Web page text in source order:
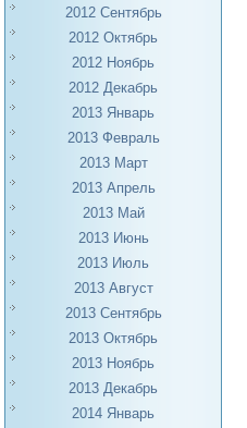
2012 Сентябрь
2012 Октябрь
2012 Ноябрь
2012 Декабрь
2013 Январь
2013 Февраль
2013 Март
2013 Апрель
2013 Май
2013 Июнь
2013 Июль
2013 Август
2013 Сентябрь
2013 Октябрь
2013 Ноябрь
2013 Декабрь
2014 Январь